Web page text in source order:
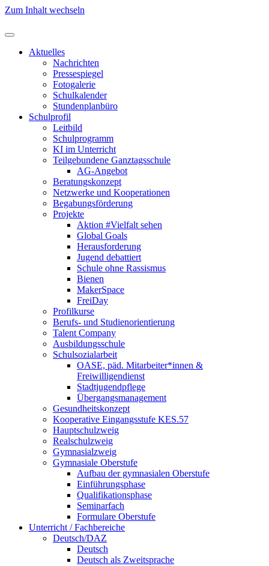
Zum Inhalt wechseln
Aktuelles
Nachrichten
Pressespiegel
Fotogalerie
Schulkalender
Stundenplanbüro
Schulprofil
Leitbild
Schulprogramm
KI im Unterricht
Teilgebundene Ganztagsschule
AG-Angebot
Beratungskonzept
Netzwerke und Kooperationen
Begabungsförderung
Projekte
Aktion #Vielfalt sehen
Global Goals
Herausforderung
Jugend debattiert
Schule ohne Rassismus
Bienen
MakerSpace
FreiDay
Profilkurse
Berufs- und Studienorientierung
Talent Company
Ausbildungsschule
Schulsozialarbeit
OASE, päd. Mitarbeiter*innen &
Freiwilligendienst
Stadtjugendpflege
Übergangsmanagement
Gesundheitskonzept
Kooperative Eingangsstufe KES.57
Hauptschulzweig
Realschulzweig
Gymnasialzweig
Gymnasiale Oberstufe
Aufbau der gymnasialen Oberstufe
Einführungsphase
Qualifikationsphase
Seminarfach
Formulare Oberstufe
Unterricht / Fachbereiche
Deutsch/DAZ
Deutsch
Deutsch als Zweitsprache